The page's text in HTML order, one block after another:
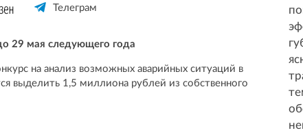
Телеграм
29 мая следующего года
на анализ возможных аварийных ситуаций в
выделить 1,5 миллиона рублей из собственного